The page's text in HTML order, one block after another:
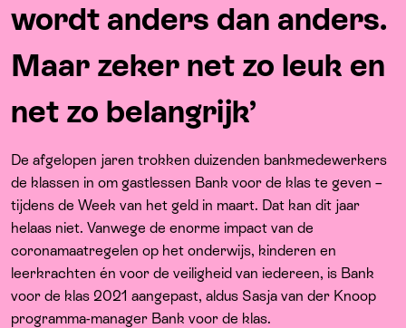
Home
Meer
Over ons
wordt anders dan anders.
Maar zeker net zo leuk en
net zo belangrijk’
De afgelopen jaren trokken duizenden bankmedewerkers
de klassen in om gastlessen Bank voor de klas te geven –
tijdens de Week van het geld in maart. Dat kan dit jaar
helaas niet. Vanwege de enorme impact van de
coronamaatregelen op het onderwijs, kinderen en
leerkrachten én voor de veiligheid van iedereen, is Bank
voor de klas 2021 aangepast, aldus Sasja van der Knoop
programma-manager Bank voor de klas.